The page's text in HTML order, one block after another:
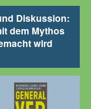
Diskussion:
dem Mythos
wird